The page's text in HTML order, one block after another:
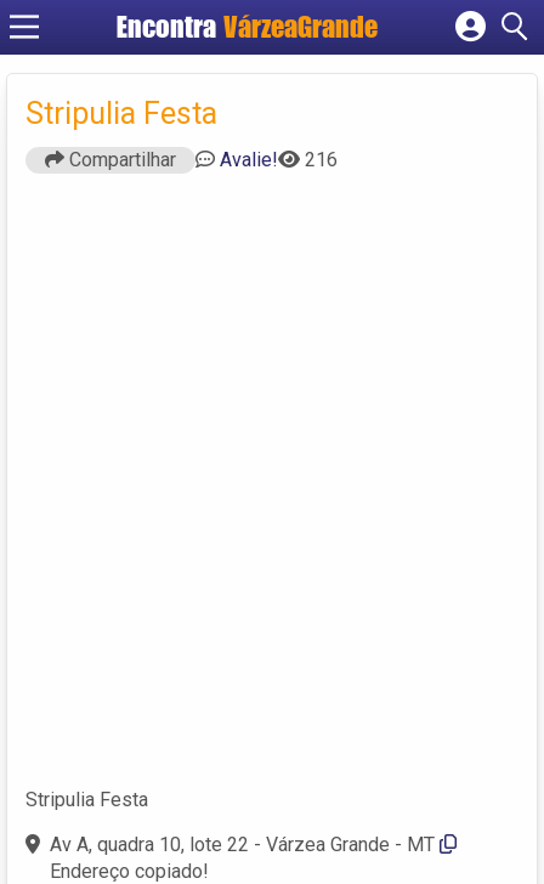
Encontra VárzeaGrande
Cadastrar empresa
Stripulia Festa
Compartilhar Avalie! 216
Stripulia Festa
Av A, quadra 10, lote 22 - Várzea Grande - MT
Endereço copiado!